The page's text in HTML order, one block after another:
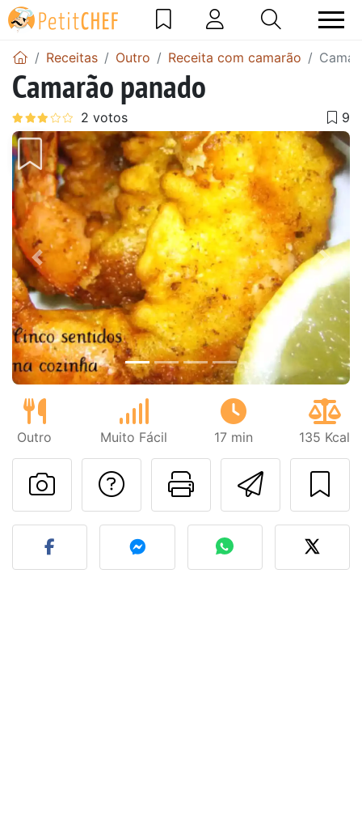
Receitas Outro Receita com camarão
Camarão panado
Anterior Next
Outro Muito Fácil 17 min 135 Kcal
Imprima
Falar com o autor
Fez esta receita?